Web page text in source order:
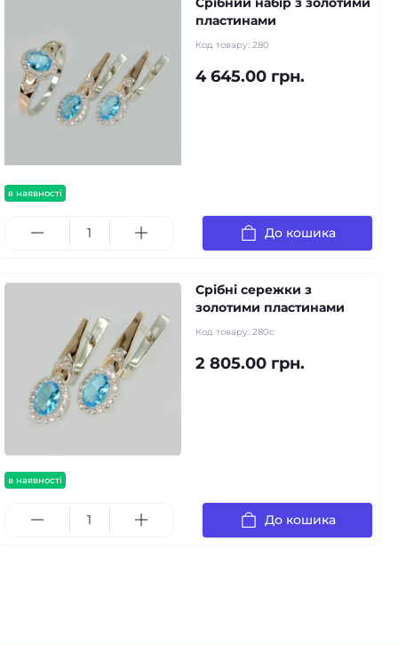
в наявності
пластинами
Код товару: 280
4 645.00 грн.
До кошика
в наявності
Срібні сережки з
золотими пластинами
Код товару: 280с
2 805.00 грн.
До кошика